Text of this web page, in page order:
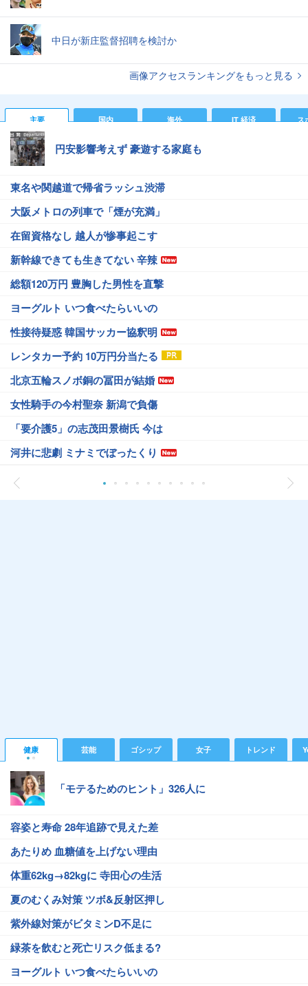
中日が新庄監督招聘を検討か
画像アクセスランキングをもっと見る
主要 国内 海外 IT 経済 ス
円安影響考えず 豪遊する家庭も
東名や関越道で帰省ラッシュ渋滞
大阪メトロの列車で「煙が充満」
在留資格なし 越人が惨事起こす
新幹線できても生きてない 辛辣
総額120万円 豊胸した男性を直撃
ヨーグルト いつ食べたらいいの
性接待疑惑 韓国サッカー協釈明
レンタカー予約 10万円分当たる
北京五輪スノボ銅の冨田が結婚
女性騎手の今村聖奈 新潟で負傷
「要介護5」の志茂田景樹氏 今は
河井に悲劇 ミナミでぼったくり
健康 芸能 ゴシップ 女子 トレンド
「モテるためのヒント」326人に
容姿と寿命 28年追跡で見えた差
あたりめ 血糖値を上げない理由
体重62kg→82kgに 寺田心の生活
夏のむくみ対策 ツボ&反射区押し
紫外線対策がビタミンD不足に
緑茶を飲むと死亡リスク低まる?
ヨーグルト いつ食べたらいいの